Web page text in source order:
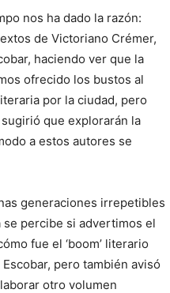
nos ha dado la razón:
de Victoriano Crémer,
haciendo ver que la
ofrecido los bustos al
por la ciudad, pero
que explorarán la
a estos autores se
generaciones irrepetibles
percibe si advertimos el
fue el ‘boom’ literario
pero también avisó
otro volumen